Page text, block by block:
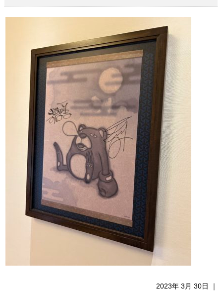
2023年 3月 30日 ｜